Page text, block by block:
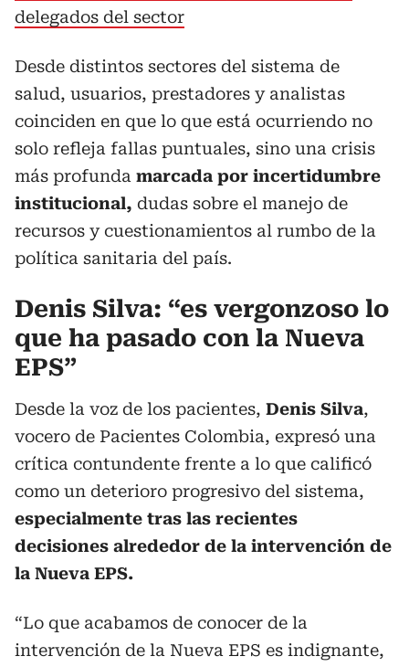
delegados del sector
Desde distintos sectores del sistema de
salud, usuarios, prestadores y analistas
coinciden en que lo que está ocurriendo no
solo refleja fallas puntuales, sino una crisis
más profunda marcada por incertidumbre
institucional, dudas sobre el manejo de
recursos y cuestionamientos al rumbo de la
política sanitaria del país.
Denis Silva: “es vergonzoso lo
que ha pasado con la Nueva
EPS”
Desde la voz de los pacientes, Denis Silva,
vocero de Pacientes Colombia, expresó una
crítica contundente frente a lo que calificó
como un deterioro progresivo del sistema,
especialmente tras las recientes
decisiones alrededor de la intervención de
la Nueva EPS.
“Lo que acabamos de conocer de la
intervención de la Nueva EPS es indignante,